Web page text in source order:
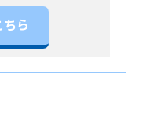
ら